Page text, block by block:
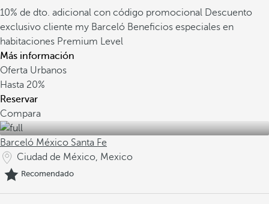
10% de dto. adicional con código promocional Descuento
exclusivo cliente my Barceló Beneficios especiales en
habitaciones Premium Level
Más información
Oferta Urbanos
Hasta 20%
Reservar
Compara
Barceló México Santa Fe
Ciudad de México, Mexico
Recomendado